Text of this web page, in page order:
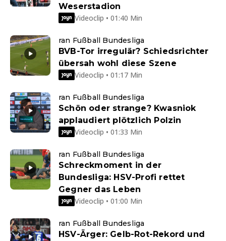
Weserstadion
Videoclip • 01:40 Min
ran Fußball Bundesliga
BVB-Tor irregulär? Schiedsrichter
übersah wohl diese Szene
Videoclip • 01:17 Min
ran Fußball Bundesliga
Schön oder strange? Kwasniok
applaudiert plötzlich Polzin
Videoclip • 01:33 Min
ran Fußball Bundesliga
Schreckmoment in der
Bundesliga: HSV-Profi rettet
Gegner das Leben
Videoclip • 01:00 Min
ran Fußball Bundesliga
HSV-Ärger: Gelb-Rot-Rekord und